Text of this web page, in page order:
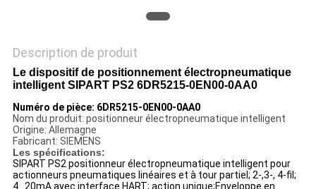
Description de produit
Le dispositif de positionnement électropneumatique
intelligent SIPART PS2 6DR5215-0EN00-0AA0
Numéro de pièce: 6DR5215-0EN00-0AA0
Nom du produit: positionneur électropneumatique intelligent
Origine: Allemagne
Fabricant: SIEMENS
Les spécifications:
SIPART PS2 positionneur électropneumatique intelligent pour
actionneurs pneumatiques linéaires et à tour partiel; 2-,3-, 4-fil;
4...20mA avec interface HART; action unique;Enveloppe en